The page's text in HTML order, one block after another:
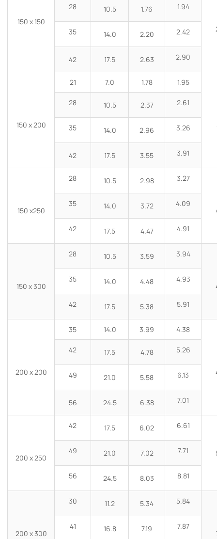
150 x 150
28 10.5 1.76 1.94
35 14.0 2.20 2.42
42 17.5 2.63 2.90
150 x 200
21 7.0 1.78 1.95
28 10.5 2.37 2.61
35 14.0 2.96 3.26
42 17.5 3.55 3.91
150 x250
28 10.5 2.98 3.27
35 14.0 3.72 4.09
42 17.5 4.47 4.91
150 x 300
28 10.5 3.59 3.94
35 14.0 4.48 4.93
42 17.5 5.38 5.91
200 x 200
35 14.0 3.99 4.38
42 17.5 4.78 5.26
49 21.0 5.58 6.13
56 24.5 6.38 7.01
200 x 250
42 17.5 6.02 6.61
49 21.0 7.02 7.71
56 24.5 8.03 8.81
200 x 300
30 11.2 5.34 5.84
41 16.8 7.19 7.87